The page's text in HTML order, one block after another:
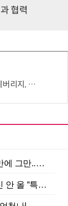
협력
능성 희박